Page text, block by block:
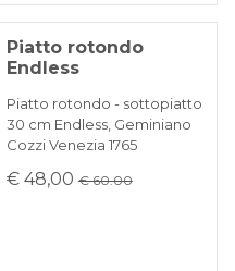
Piatto rotondo
Endless
Piatto rotondo - sottopiatto
30 cm Endless, Geminiano
Cozzi Venezia 1765
€ 48,00 € 60.00